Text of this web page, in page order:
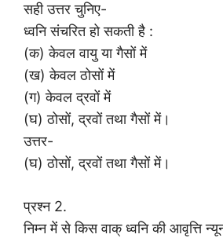
सही उत्तर चुनिए-
ध्वनि संचरित हो सकती है :
(क) केवल वायु या गैसों में
(ख) केवल ठोसों में
(ग) केवल द्रवों में
(घ) ठोसों, द्रवों तथा गैसों में।
उत्तर-
(घ) ठोसों, द्रवों तथा गैसों में।
प्रश्न 2.
निम्न में से किस वाक् ध्वनि की आवृत्ति